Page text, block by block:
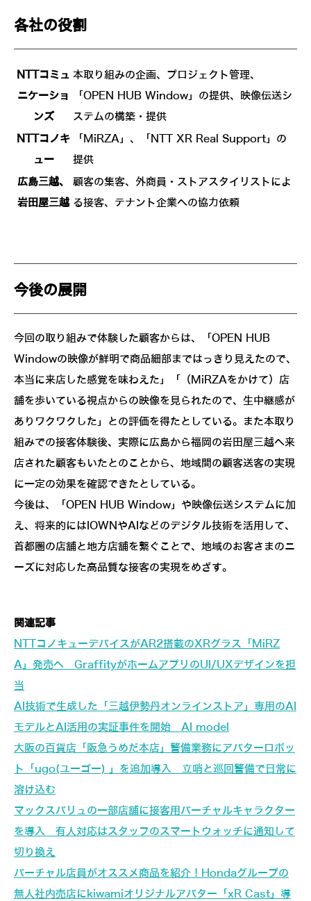
各社の役割
NTTコミュ
ニケーショ
ンズ
本取り組みの企画、プロジェクト管理、
「OPEN HUB Window」の提供、映像伝送シ
ステムの構築・提供
NTTコノキ
ュー
「MiRZA」、「NTT XR Real Support」の
提供
広島三越、
岩田屋三越
顧客の集客、外商員・ストアスタイリストによ
る接客、テナント企業への協力依頼
今後の展開
今回の取り組みで体験した顧客からは、「OPEN HUB
Windowの映像が鮮明で商品細部まではっきり見えたので、
本当に来店した感覚を味わえた」「（MiRZAをかけて）店
舗を歩いている視点からの映像を見られたので、生中継感が
ありワクワクした」との評価を得たとしている。また本取り
組みでの接客体験後、実際に広島から福岡の岩田屋三越へ来
店された顧客もいたとのことから、地域間の顧客送客の実現
に一定の効果を確認できたとしている。
今後は、「OPEN HUB Window」や映像伝送システムに加
え、将来的にはIOWNやAIなどのデジタル技術を活用して、
首都圏の店舗と地方店舗を繋ぐことで、地域のお客さまのニ
ーズに対応した高品質な接客の実現をめざす。
関連記事
NTTコノキューデバイスがAR2搭載のXRグラス「MiRZ
A」発売へ GraffityがホームアプリのUI/UXデザインを担
当
AI技術で生成した「三越伊勢丹オンラインストア」専用のAI
モデルとAI活用の実証事件を開始 AI model
大阪の百貨店「阪急うめだ本店」警備業務にアバターロボッ
ト「ugo(ユーゴー) 」を追加導入 立哨と巡回警備で日常に
溶け込む
マックスバリュの一部店舗に接客用バーチャルキャラクター
を導入 有人対応はスタッフのスマートウォッチに通知して
切り換え
バーチャル店員がオススメ商品を紹介！Hondaグループの
無人社内売店にkiwamiオリジナルアバター「xR Cast」導